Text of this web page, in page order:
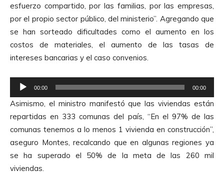
esfuerzo compartido, por las familias, por las empresas,
por el propio sector público, del ministerio”. Agregando que
se han sorteado dificultades como el aumento en los
costos de materiales, el aumento de las tasas de
intereses bancarias y el caso convenios.
e
p
r
o
d
u
c
00:00 00:00
Asimismo, el ministro manifestó que las viviendas están
repartidas en 333 comunas del país, “En el 97% de las
comunas tenemos a lo menos 1 vivienda en construcción”,
aseguro Montes, recalcando que en algunas regiones ya
se ha superado el 50% de la meta de las 260 mil
viviendas.